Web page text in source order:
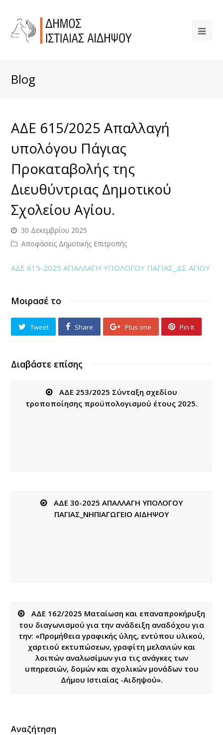
Blog
ΑΔΕ 615/2025 Απαλλαγή
υπολόγου Πάγιας
Προκαταβολής της
Διευθύντριας Δημοτικού
Σχολείου Αγίου.
30 Δεκεμβρίου 2025
Αποφάσεις Δημοτικής Επιτροπής
ΑΔΕ 615-2025 ΑΠΑΛΛΑΓΗ ΥΠΟΛΟΓΟΥ ΠΑΓΙΑΣ_ΔΣ ΑΓΙΟΥ
Μοιρασέ το
Tweet Share Plus one Pin It
Διαβάστε επίσης
ΑΔΕ 253/2025 Σύνταξη σχεδίου
τροποποίησης προϋπολογισμού έτους 2025.
ΑΔΕ 30-2025 ΑΠΑΛΛΑΓΗ ΥΠΟΛΟΓΟΥ
ΠΑΓΙΑΣ_ΝΗΠΙΑΓΩΓΕΙΟ ΑΙΔΗΨΟΥ
ΑΔΕ 162/2025 Ματαίωση και επαναπροκήρυξη
του διαγωνισμού για την ανάδειξη αναδόχου για
την: «Προμήθεια γραφικής ύλης, εντύπου υλικού,
χαρτιού εκτυπώσεων, γραφίτη μελανιών και
λοιπών αναλωσίμων για τις ανάγκες των
υπηρεσιών, δομών και σχολικών μονάδων του
Δήμου Ιστιαίας -Αιδηψού».
Αναζήτηση